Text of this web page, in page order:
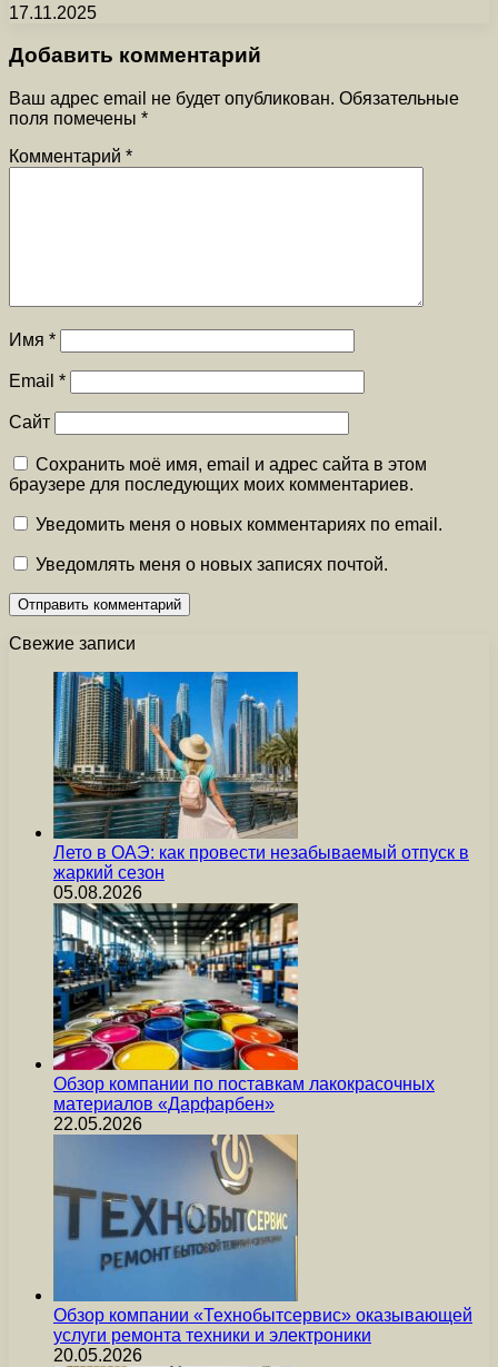
17.11.2025
Добавить комментарий
Ваш адрес email не будет опубликован. Обязательные
поля помечены *
Комментарий *
Имя *
Email *
Сайт
Сохранить моё имя, email и адрес сайта в этом
браузере для последующих моих комментариев.
Уведомить меня о новых комментариях по email.
Уведомлять меня о новых записях почтой.
Свежие записи
Лето в ОАЭ: как провести незабываемый отпуск в
жаркий сезон
05.08.2026
Обзор компании по поставкам лакокрасочных
материалов «Дарфарбен»
22.05.2026
Обзор компании «Технобытсервис» оказывающей
услуги ремонта техники и электроники
20.05.2026